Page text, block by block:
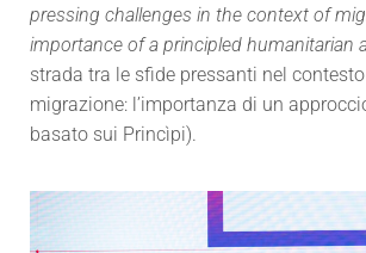
pressing challenges in the context of
importance of a principled humanitarian
strada tra le sfide pressanti nel
migrazione: l’importanza di un
basato sui Princìpi).